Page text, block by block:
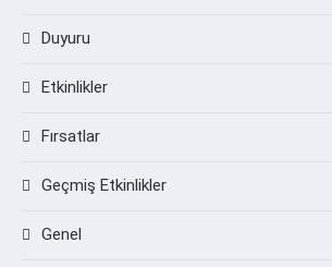
Duyuru
Etkinlikler
Fırsatlar
Geçmiş Etkinlikler
Genel